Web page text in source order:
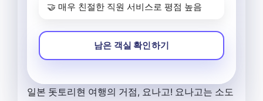
🤝 매우 친절한 직원 서비스로 평점 높음
남은 객실 확인하기
일본 돗토리현 여행의 거점, 요나고! 요나고는 소도